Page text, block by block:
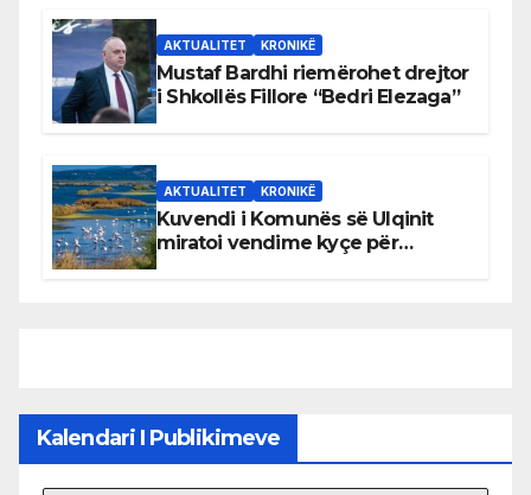
AKTUALITET KRONIKË
Mustaf Bardhi riemërohet drejtor
i Shkollës Fillore “Bedri Elezaga”
AKTUALITET KRONIKË
Kuvendi i Komunës së Ulqinit
miratoi vendime kyçe për
Kalendari I Publikimeve